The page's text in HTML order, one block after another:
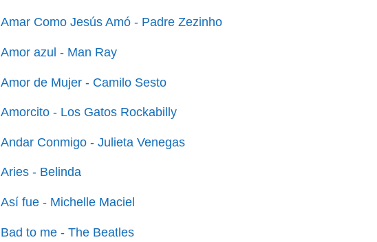
Amar Como Jesús Amó - Padre Zezinho
Amor azul - Man Ray
Amor de Mujer - Camilo Sesto
Amorcito - Los Gatos Rockabilly
Andar Conmigo - Julieta Venegas
Aries - Belinda
Así fue - Michelle Maciel
Bad to me - The Beatles